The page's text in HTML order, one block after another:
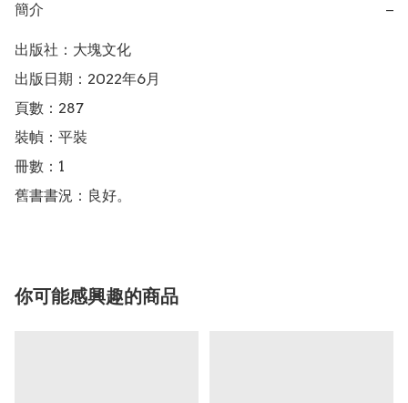
簡介 −
出版社：大塊文化
出版日期：2022年6月
頁數：287
裝幀：平裝
冊數：1
舊書書況：良好。
你可能感興趣的商品